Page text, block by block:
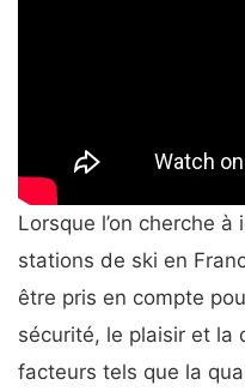
Lorsque l’on cherche
stations de ski en
être pris en compte
sécurité, le plaisir et la
facteurs tels que la